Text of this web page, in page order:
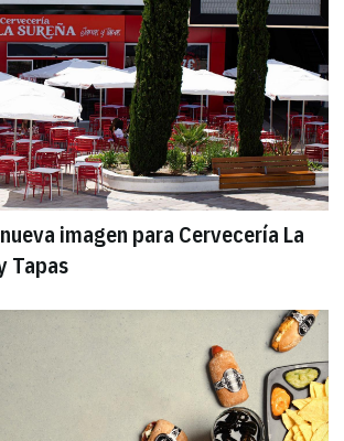
imagen para Cervecería La
Tapas